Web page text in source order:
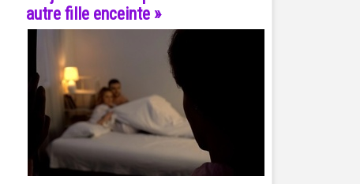
autre fille enceinte »